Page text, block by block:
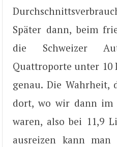
Später dann, beim
die Schweizer
Quattroporte unter 10
genau. Die Wahrheit,
dort, wo wir dann im
waren, also bei 11,9
ausreizen kann